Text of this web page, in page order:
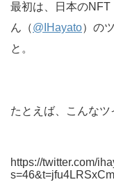
最初は、日本のNFT
ん（@IHayato）の
と。
たとえば、こんなツ
https://twitter.com/